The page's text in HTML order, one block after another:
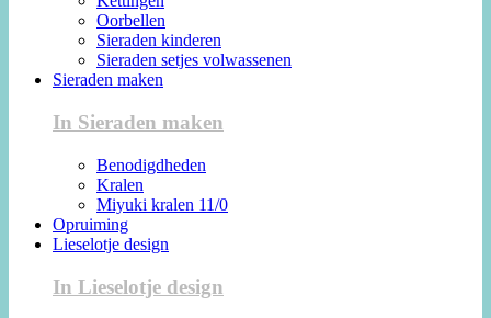
Oorbellen
Sieraden kinderen
Sieraden setjes volwassenen
Sieraden maken
In Sieraden maken
Benodigdheden
Kralen
Miyuki kralen 11/0
Opruiming
Lieselotje design
In Lieselotje design